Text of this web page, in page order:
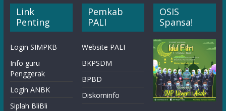
Link
Penting
Login SIMPKB
Info guru
Penggerak
Login ANBK
Siplah BliBli
Pemkab
PALI
Website PALI
BKPSDM
BPBD
Diskominfo
OSIS
Spansa!